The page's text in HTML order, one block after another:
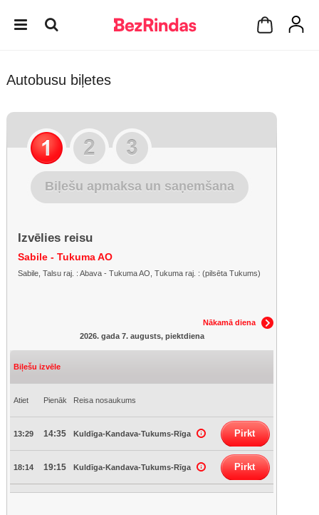
Autobusu biļetes
Biļešu apmaksa un saņemšana
Izvēlies reisu
Sabile - Tukuma AO
Sabile, Talsu raj. : Abava - Tukuma AO, Tukuma raj. : (pilsēta Tukums)
Nākamā diena
2026. gada 7. augusts, piektdiena
Biļešu izvēle
Atiet Pienāk Reisa nosaukums
13:29 14:35 Kuldīga-Kandava-Tukums-Rīga Pirkt
18:14 19:15 Kuldīga-Kandava-Tukums-Rīga Pirkt